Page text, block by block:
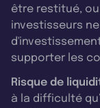
être restitué,
investisseurs
supporter les
Risque de
à la difficulté